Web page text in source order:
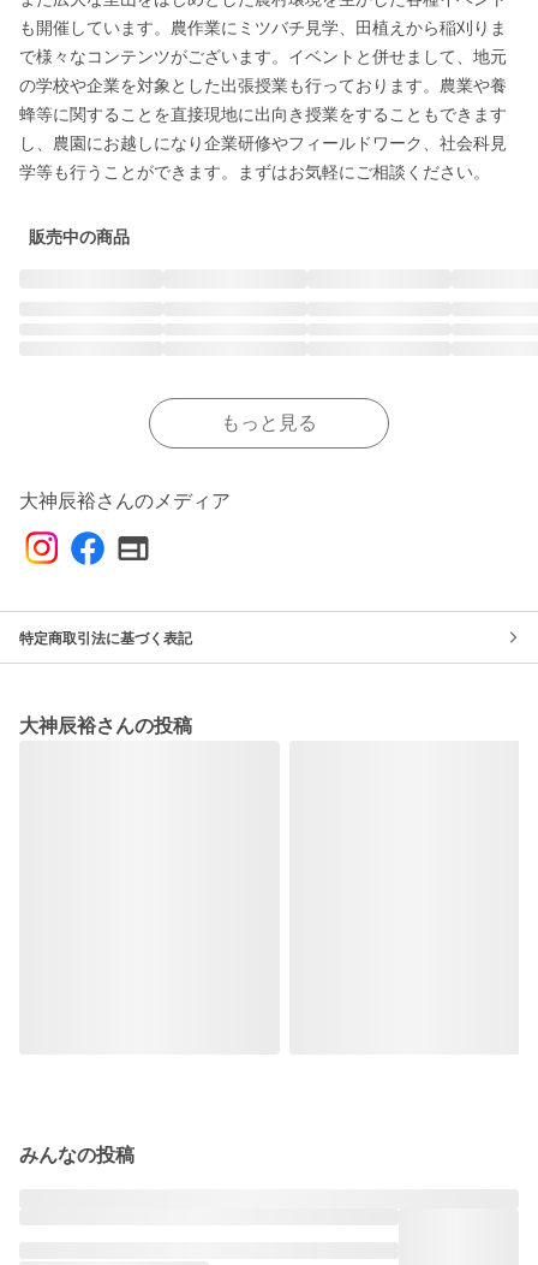
も開催しています。農作業にミツバチ見学、田植えから稲刈りま
で様々なコンテンツがございます。イベントと併せまして、地元
の学校や企業を対象とした出張授業も行っております。農業や養
蜂等に関することを直接現地に出向き授業をすることもできます
し、農園にお越しになり企業研修やフィールドワーク、社会科見
学等も行うことができます。まずはお気軽にご相談ください。
販売中の商品
もっと見る
大神辰裕さんのメディア
特定商取引法に基づく表記
大神辰裕さんの投稿
みんなの投稿